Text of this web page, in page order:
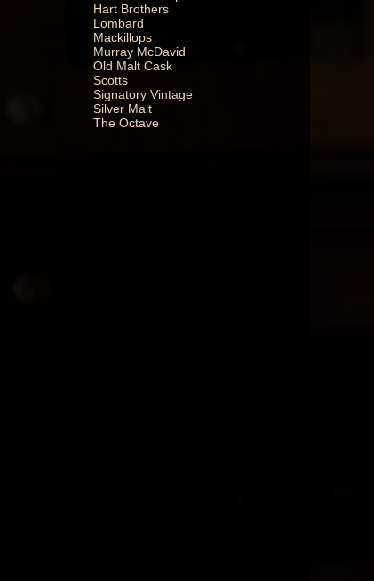
Hart Brothers
Lombard
Mackillops
Murray McDavid
Old Malt Cask
Scotts
Signatory Vintage
Silver Malt
The Octave